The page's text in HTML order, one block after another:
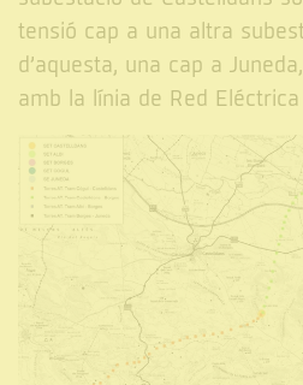
tensió cap a una altra
d’aquesta, una cap a
amb la línia de Red Eléctrica